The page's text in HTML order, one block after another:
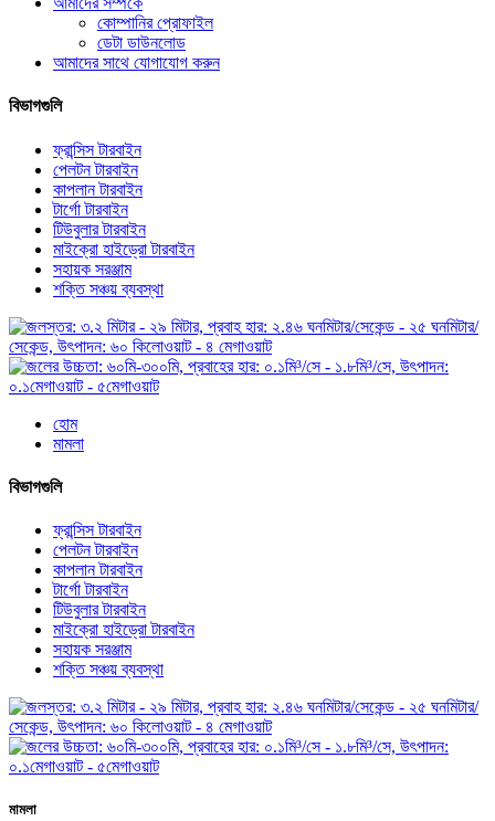
কোম্পানির প্রোফাইল
ডেটা ডাউনলোড
আমাদের সাথে যোগাযোগ করুন
বিভাগগুলি
ফ্রান্সিস টারবাইন
পেলটন টারবাইন
কাপলান টারবাইন
টার্গো টারবাইন
টিউবুলার টারবাইন
মাইক্রো হাইড্রো টারবাইন
সহায়ক সরঞ্জাম
শক্তি সঞ্চয় ব্যবস্থা
হোম
মামলা
বিভাগগুলি
ফ্রান্সিস টারবাইন
পেলটন টারবাইন
কাপলান টারবাইন
টার্গো টারবাইন
টিউবুলার টারবাইন
মাইক্রো হাইড্রো টারবাইন
সহায়ক সরঞ্জাম
শক্তি সঞ্চয় ব্যবস্থা
মামলা